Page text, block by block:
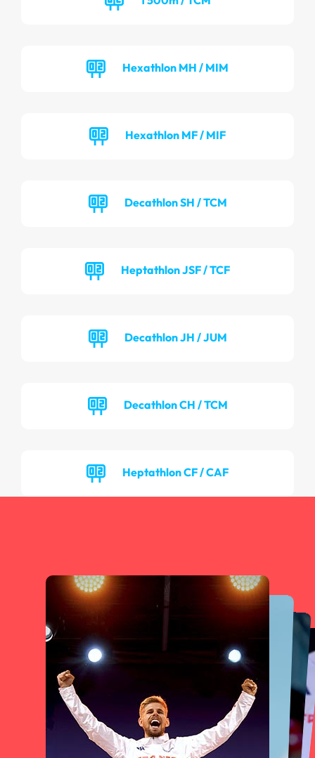
Hexathlon MH / MIM
Hexathlon MF / MIF
Decathlon SH / TCM
Heptathlon JSF / TCF
Decathlon JH / JUM
Decathlon CH / TCM
Heptathlon CF / CAF